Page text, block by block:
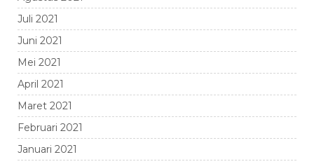
Juli 2021
Juni 2021
Mei 2021
April 2021
Maret 2021
Februari 2021
Januari 2021